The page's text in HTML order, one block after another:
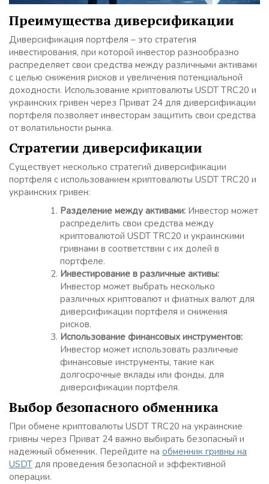
Преимущества диверсификации
Диверсификация портфеля – это стратегия
инвестирования, при которой инвестор разнообразно
распределяет свои средства между различными активами
с целью снижения рисков и увеличения потенциальной
доходности. Использование криптовалюты USDT TRC20 и
украинских гривен через Приват 24 для диверсификации
портфеля позволяет инвесторам защитить свои средства
от волатильности рынка.
Стратегии диверсификации
Существует несколько стратегий диверсификации
портфеля с использованием криптовалюты USDT TRC20 и
украинских гривен:
Разделение между активами: Инвестор может
распределить свои средства между
криптовалютой USDT TRC20 и украинскими
гривнами в соответствии с их долей в
портфеле.
Инвестирование в различные активы:
Инвестор может выбрать несколько
различных криптовалют и фиатных валют для
диверсификации портфеля и снижения
рисков.
Использование финансовых инструментов:
Инвестор может использовать различные
финансовые инструменты, такие как
долгосрочные вклады или фонды, для
диверсификации портфеля.
Выбор безопасного обменника
При обмене криптовалюты USDT TRC20 на украинские
гривны через Приват 24 важно выбирать безопасный и
надежный обменник. Перейдите на обменник гривны на
USDT для проведения безопасной и эффективной
операции.